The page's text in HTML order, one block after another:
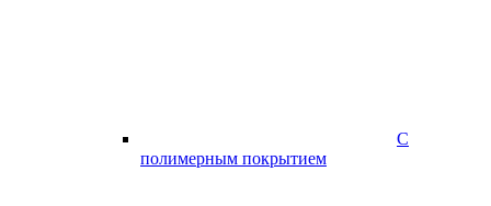
С
полимерным покрытием